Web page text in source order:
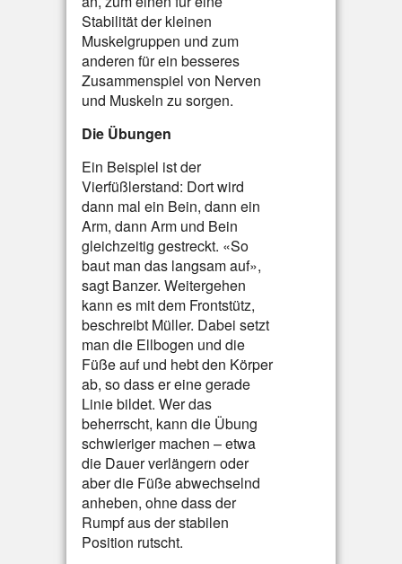
Stabilität der kleinen
Muskelgruppen und zum
anderen für ein besseres
Zusammenspiel von Nerven
und Muskeln zu sorgen.
Die Übungen
Ein Beispiel ist der
Vierfüßlerstand: Dort wird
dann mal ein Bein, dann ein
Arm, dann Arm und Bein
gleichzeitig gestreckt. «So
baut man das langsam auf»,
sagt Banzer. Weitergehen
kann es mit dem Frontstütz,
beschreibt Müller. Dabei setzt
man die Ellbogen und die
Füße auf und hebt den Körper
ab, so dass er eine gerade
Linie bildet. Wer das
beherrscht, kann die Übung
schwieriger machen – etwa
die Dauer verlängern oder
aber die Füße abwechselnd
anheben, ohne dass der
Rumpf aus der stabilen
Position rutscht.